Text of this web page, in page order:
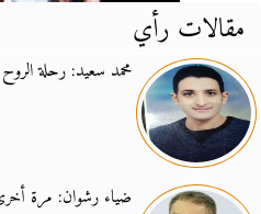
مقالات رأي
محمد سعيد: رحلة
ضياء رشوان: مرة